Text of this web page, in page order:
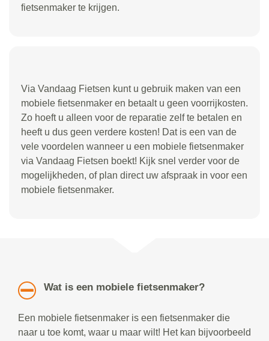
fietsenmaker te krijgen.
Via Vandaag Fietsen kunt u gebruik maken van een
mobiele fietsenmaker en betaalt u geen voorrijkosten.
Zo hoeft u alleen voor de reparatie zelf te betalen en
heeft u dus geen verdere kosten! Dat is een van de
vele voordelen wanneer u een mobiele fietsenmaker
via Vandaag Fietsen boekt! Kijk snel verder voor de
mogelijkheden, of plan direct uw afspraak in voor een
mobiele fietsenmaker.
Wat is een mobiele fietsenmaker?
Een mobiele fietsenmaker is een fietsenmaker die
naar u toe komt, waar u maar wilt! Het kan bijvoorbeeld